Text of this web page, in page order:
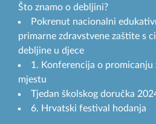
Što znamo o debljini?
Pokrenut nacionalni
primarne zdravstvene zaštite s
debljine u djece
1. Konferencija o promicanju
mjestu
Tjedan školskog doručka
6. Hrvatski festival hodanja